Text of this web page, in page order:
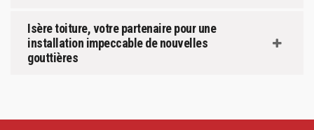
Isère toiture, votre partenaire pour une
installation impeccable de nouvelles
gouttières